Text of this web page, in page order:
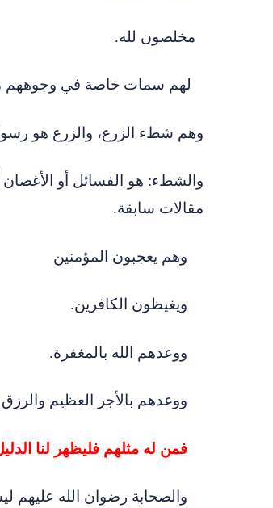
مخلصون لله.
لهم سمات خاصة في وجوههم
وهم شطء الزرع، والزرع هو
والشطء: هو الفسائل أو الأغصان
مقالات سابقة.
وهم يعجبون المؤمنين
ويغيظون الكافرين.
ووعدهم الله بالمغفرة.
ووعدهم بالأجر العظيم والرزق
فمن له مثلهم فليظهر لنا
والصحابة رضوان الله